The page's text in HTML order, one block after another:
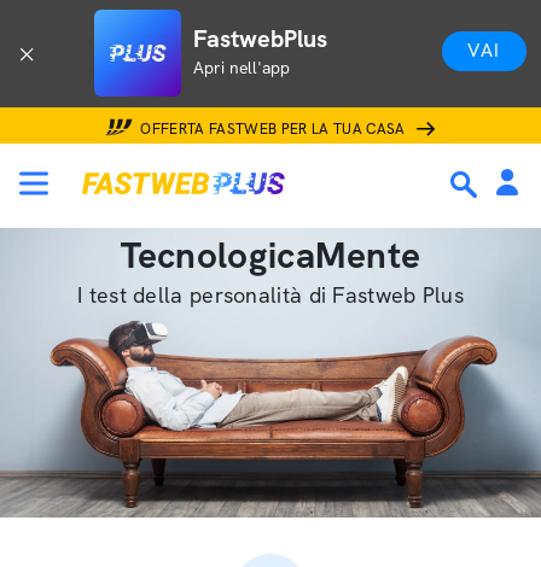
FastwebPlus
Apri nell'app
VAI
OFFERTA FASTWEB PER LA TUA CASA
TecnologicaMente
I test della personalità di Fastweb Plus